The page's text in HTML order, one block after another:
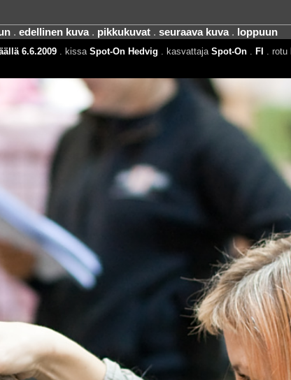
. edellinen kuva. pikkukuvat. seuraava kuva. loppuun
6.6.2009. kissa Spot-On Hedvig . kasvattaja Spot-On. FI . rotu